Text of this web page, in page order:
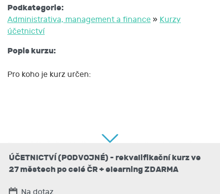
Podkategorie:
Administrativa, management a finance » Kurzy
účetnictví
Popis kurzu:
Pro koho je kurz určen:
Pro začátečníky, kteří se chtějí uplatnit na trhu práce
nebo zvýšit svoji kvalifikaci.
ÚČETNICTVÍ (PODVOJNÉ) - rekvalifikační kurz ve
27 městech po celé ČR + elearning ZDARMA
Na dotaz